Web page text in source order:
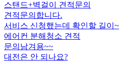
스탠드+벽걸이 견적문의
견적문의합니다.
서비스 신청했는데 확인할 길이~
에어컨 분해청소 견적
문의남겨용~~
대전은 안 되나요?